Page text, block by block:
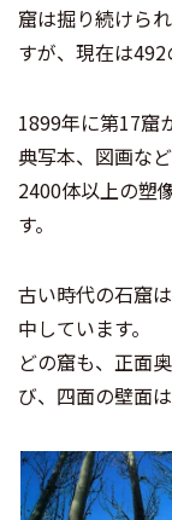
窟は掘り続けら
すが、現在は492
1899年に第17窟
典写本、図画な
2400体以上の塑
す。
古い時代の石窟
中しています。
どの窟も、正面
び、四面の壁面